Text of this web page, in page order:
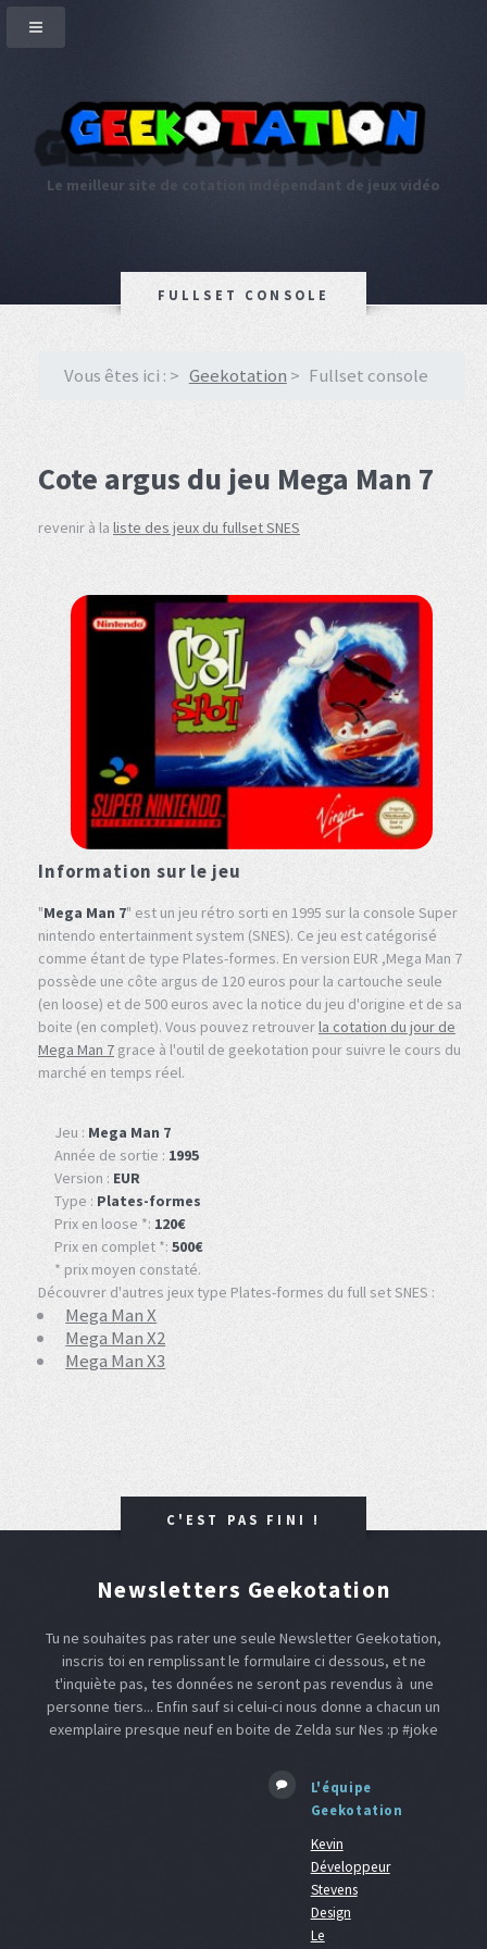
Le meilleur site de cotation indépendant de jeux vidéo
FULLSET CONSOLE
Vous êtes ici : Geekotation Fullset console
Cote argus du jeu Mega Man 7
revenir à la liste des jeux du fullset SNES
Information sur le jeu
"Mega Man 7" est un jeu rétro sorti en 1995 sur la console Super
nintendo entertainment system (SNES). Ce jeu est catégorisé
comme étant de type Plates-formes. En version EUR ,Mega Man 7
possède une côte argus de 120 euros pour la cartouche seule
(en loose) et de 500 euros avec la notice du jeu d'origine et de sa
boite (en complet). Vous pouvez retrouverla cotation du jour de
Mega Man 7 grace à l'outil de geekotation pour suivre le cours du
marché en temps réel.
Jeu : Mega Man 7
Année de sortie : 1995
Version : EUR
Type : Plates-formes
Prix en loose *: 120€
Prix en complet *: 500€
* prix moyen constaté.
Découvrer d'autres jeux type Plates-formes du full set SNES :
Mega Man X
Mega Man X2
Mega Man X3
C'EST PAS FINI !
Newsletters Geekotation
Tu ne souhaites pas rater une seule Newsletter Geekotation,
inscris toi en remplissant le formulaire ci dessous, et ne
t'inquiète pas, tes données ne seront pas revendus à une
personne tiers... Enfin sauf si celui-ci nous donne a chacun un
exemplaire presque neuf en boite de Zelda sur Nes :p #joke
L'équipe
Geekotation
Kevin
Développeur
Stevens
Design
Le